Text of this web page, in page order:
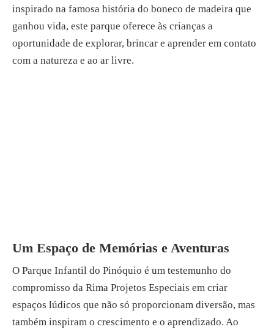
inspirado na famosa história do boneco de madeira que
ganhou vida, este parque oferece às crianças a
oportunidade de explorar, brincar e aprender em contato
com a natureza e ao ar livre.
Um Espaço de Memórias e Aventuras
O Parque Infantil do Pinóquio é um testemunho do
compromisso da Rima Projetos Especiais em criar
espaços lúdicos que não só proporcionam diversão, mas
também inspiram o crescimento e o aprendizado. Ao